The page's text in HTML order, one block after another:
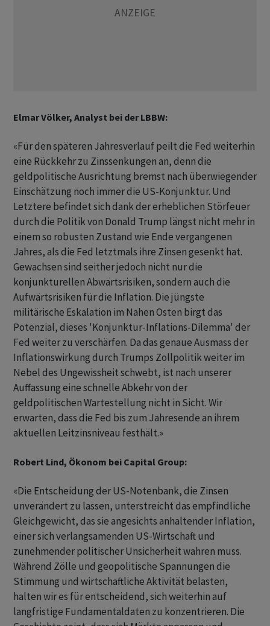
Elmar Völker, Analyst bei der LBBW:
«Für den späteren Jahresverlauf peilt die Fed weiterhin
eine Rückkehr zu Zinssenkungen an, denn die
geldpolitische Ausrichtung bremst nach überwiegender
Einschätzung noch immer die US-Konjunktur. Und
Letztere befindet sich dank der erheblichen Störfeuer
durch die Politik von Donald Trump längst nicht mehr in
einem so robusten Zustand wie Ende vergangenen
Jahres, als die Fed letztmals ihre Zinsen gesenkt hat.
Gewachsen sind seither jedoch nicht nur die
konjunkturellen Abwärtsrisiken, sondern auch die
Aufwärtsrisiken für die Inflation. Die jüngste
militärische Eskalation im Nahen Osten birgt das
Potenzial, dieses 'Konjunktur-Inflations-Dilemma' der
Fed weiter zu verschärfen. Da das genaue Ausmass der
Inflationswirkung durch Trumps Zollpolitik weiter im
Nebel des Ungewissheit schwebt, ist nach unserer
Auffassung eine schnelle Abkehr von der
geldpolitischen Wartestellung nicht in Sicht. Wir
erwarten, dass die Fed bis zum Jahresende an ihrem
aktuellen Leitzinsniveau festhält.»
Robert Lind, Ökonom bei Capital Group:
«Die Entscheidung der US-Notenbank, die Zinsen
unverändert zu lassen, unterstreicht das empfindliche
Gleichgewicht, das sie angesichts anhaltender Inflation,
einer sich verlangsamenden US-Wirtschaft und
zunehmender politischer Unsicherheit wahren muss.
Während Zölle und geopolitische Spannungen die
Stimmung und wirtschaftliche Aktivität belasten,
halten wir es für entscheidend, sich weiterhin auf
langfristige Fundamentaldaten zu konzentrieren. Die